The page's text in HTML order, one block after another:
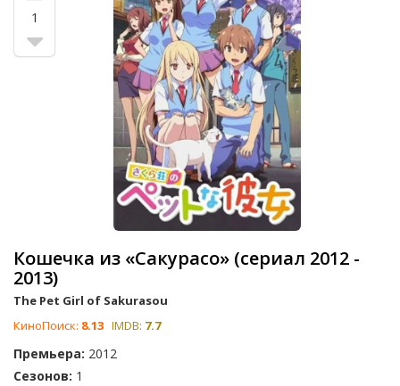
1
Кошечка из «Сакурасо» (сериал 2012 -
2013)
The Pet Girl of Sakurasou
КиноПоиск: 8.13 IMDB: 7.7
Премьера: 2012
Сезонов: 1